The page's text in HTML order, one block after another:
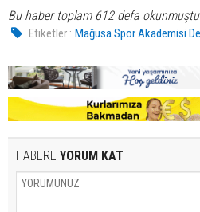
Bu haber toplam 612 defa
Etiketler : Mağusa Spor Akademisi
HABERE YORUM KAT